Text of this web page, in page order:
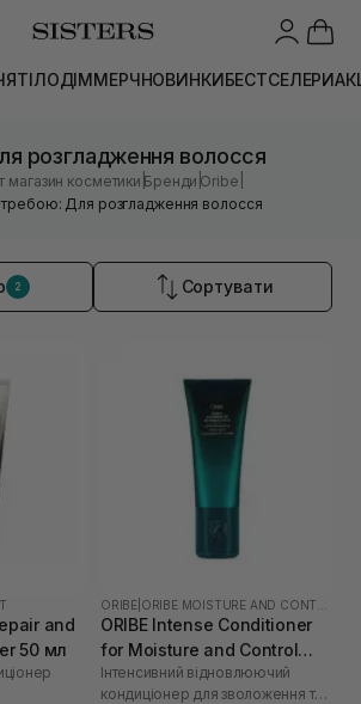
ТІЛОДІММЕРЧНОВИНКИБЕСТСЕЛЕРИ
розгладження волосся
магазин косметики |Бренди |Oribe
Для розгладження волосся
2 Сортувати
and
50 мл
ORIBE
ORIBE Intense Conditioner
for Moisture and Control
200 мл
Інтенсивний відновлюючий
кондиціонер для зволоження та